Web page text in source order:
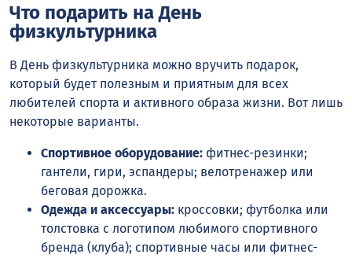
Что подарить на День
физкультурника
В День физкультурника можно вручить подарок,
который будет полезным и приятным для всех
любителей спорта и активного образа жизни. Вот лишь
некоторые варианты.
Спортивное оборудование: фитнес-резинки;
гантели, гири, эспандеры; велотренажер или
беговая дорожка.
Одежда и аксессуары: кроссовки; футболка или
толстовка с логотипом любимого спортивного
бренда (клуба); спортивные часы или фитнес-